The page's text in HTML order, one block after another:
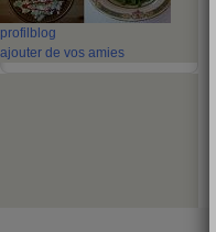
profil blog
ajouter de vos amies